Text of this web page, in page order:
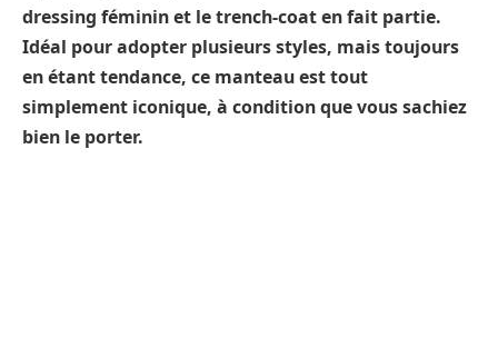
dressing féminin et le trench-coat en fait partie.
Idéal pour adopter plusieurs styles, mais toujours
en étant tendance, ce manteau est tout
simplement iconique, à condition que vous sachiez
bien le porter.